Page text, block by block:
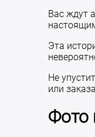
Вас ждут
Эта
Не
или
Фото